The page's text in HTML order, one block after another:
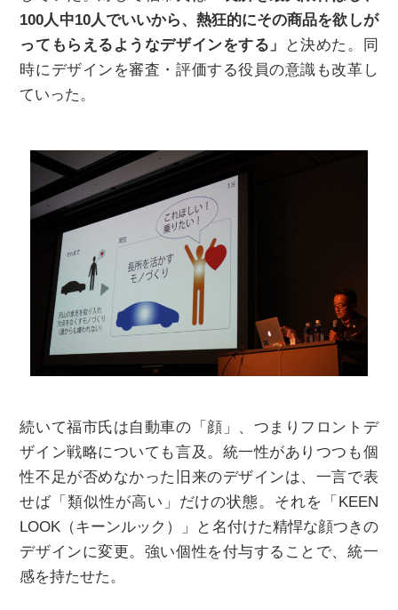
100人中10人でいいから、熱狂的にその商品を欲しが
ってもらえるようなデザインをする」
と決めた。同
時にデザインを審査・評価する役員の意識も改革し
ていった。
続いて福市氏は自動車の「顔」、つまりフロントデ
ザイン戦略についても言及。統一性がありつつも個
性不足が否めなかった旧来のデザインは、一言で表
せば「類似性が高い」だけの状態。それを「KEEN
LOOK（キーンルック）」と名付けた精悍な顔つきの
デザインに変更。強い個性を付与することで、統一
感を持たせた。